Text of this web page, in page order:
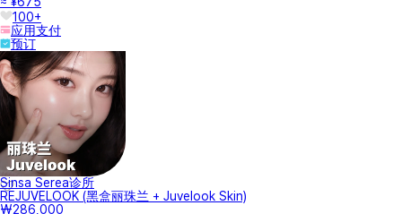
100+
应用支付
预订
Sinsa Serea诊所
REJUVELOOK (黑盒丽珠兰 + Juvelook Skin)
₩286,000